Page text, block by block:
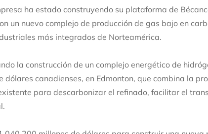
ha estado construyendo su plataforma de
un nuevo complejo de producción de gas bajo en
más integrados de Norteamérica.
la construcción de un complejo energético de
canadienses, en Edmonton, que combina la
para descarbonizar el refinado, facilitar el